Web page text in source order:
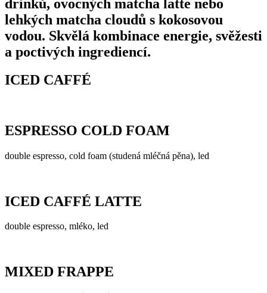
drinků, ovocných matcha latte nebo
lehkých matcha cloudů s kokosovou
vodou. Skvělá kombinace energie, svěžesti
a poctivých ingrediencí.
ICED CAFFÉ
ESPRESSO COLD FOAM
double espresso, cold foam (studená mléčná pěna), led
ICED CAFFÉ LATTE
double espresso, mléko, led
MIXED FRAPPE